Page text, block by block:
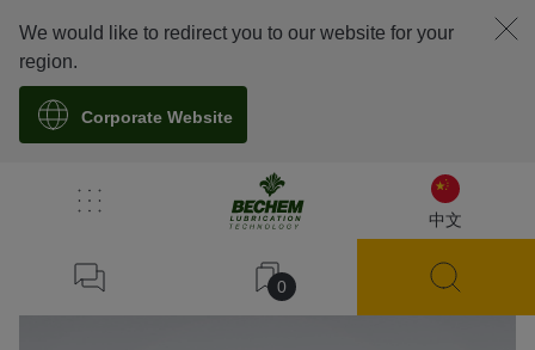
中文
0
We would like to redirect you to our website for your
region.
Corporate Website
溯源